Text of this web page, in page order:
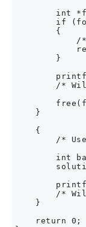
int
if
        {
/
        }
/*
    }
    {
/*
int
/*
    }
    return 0;